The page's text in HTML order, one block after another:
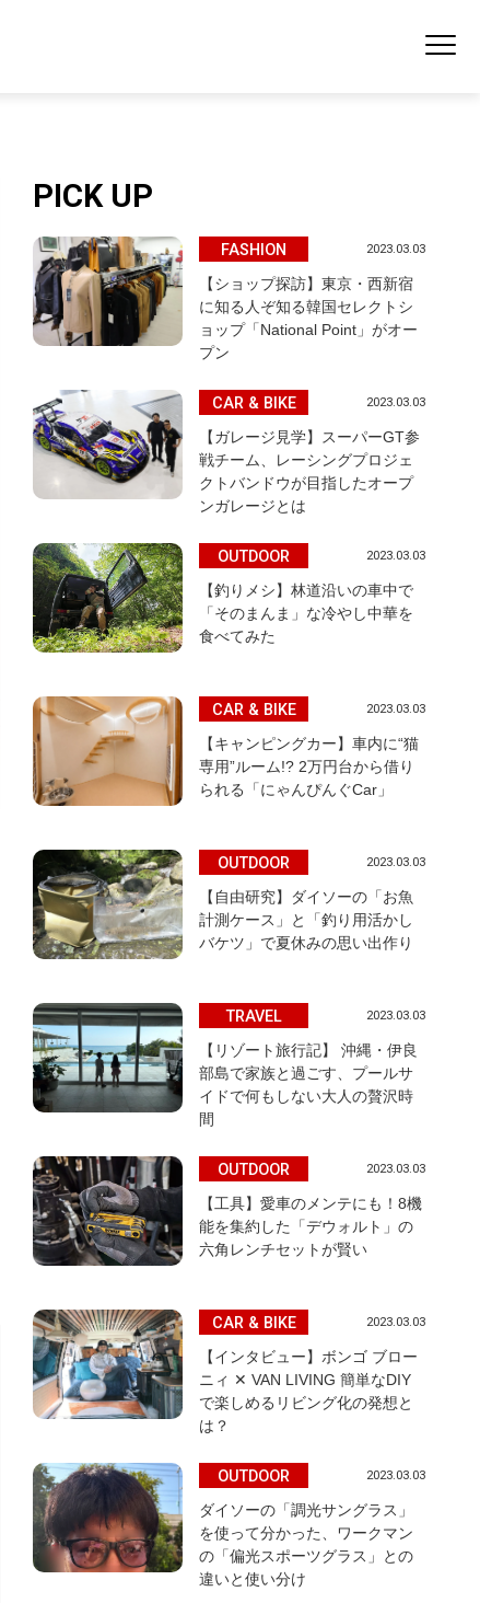
PICK UP
FASHION 2023.03.03
【ショップ探訪】東京・西新宿
に知る人ぞ知る韓国セレクトシ
ョップ「National Point」がオー
プン
CAR & BIKE 2023.03.03
【ガレージ見学】スーパーGT参
戦チーム、レーシングプロジェ
クトバンドウが目指したオープ
ンガレージとは
OUTDOOR 2023.03.03
【釣りメシ】林道沿いの車中で
「そのまんま」な冷やし中華を
食べてみた
CAR & BIKE 2023.03.03
【キャンピングカー】車内に“猫
専用”ルーム!? 2万円台から借り
られる「にゃんぴんぐCar」
OUTDOOR 2023.03.03
【自由研究】ダイソーの「お魚
計測ケース」と「釣り用活かし
バケツ」で夏休みの思い出作り
TRAVEL 2023.03.03
【リゾート旅行記】 沖縄・伊良
部島で家族と過ごす、プールサ
イドで何もしない大人の贅沢時
間
OUTDOOR 2023.03.03
【工具】愛車のメンテにも！8機
能を集約した「デウォルト」の
六角レンチセットが賢い
CAR & BIKE 2023.03.03
【インタビュー】ボンゴ ブロー
ニィ ✕ VAN LIVING 簡単なDIY
で楽しめるリビング化の発想と
は？
OUTDOOR 2023.03.03
ダイソーの「調光サングラス」
を使って分かった、ワークマン
の「偏光スポーツグラス」との
違いと使い分け